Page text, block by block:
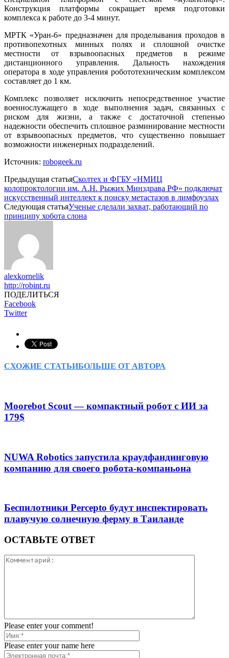
Конструкция платформы сокращает время подготовки
комплекса к работе до 3-4 минут.
МРТК «Уран-6» предназначен для проделывания проходов в
противопехотных минных полях и сплошной очистке
местности от взрывоопасных предметов в режиме
дистанционного управления. Дальность нахождения
оператора в ходе управления робототехническим комплексом
составляет до 1 км.
Комплекс позволяет исключить непосредственное участие
военнослужащего в ходе выполнения задач, связанных с
риском для жизни, а также с достаточной степенью
надежности обеспечить сплошное разминирование местности
от взрывоопасных предметов, что существенно повышает
возможности инженерных подразделений.
Источник: robogeek.ru
Предыдущая статьяСколтех и ФГБУ «НМИЦ
колопроктологии им. А.Н. Рыжих Минздрава РФ» подключат
искусственный интеллект к поиску метастазов в лимфоузлах
Следующая статьяУченые сделали захват, работающий по
принципу хобота слона
alexkornelik
http://robint.ru
ПОДЕЛИТЬСЯ
Facebook
Twitter
СХОЖИЕ СТАТЬИБОЛЬШЕ ОТ АВТОРА
Moorebot Scout — компактный робот с ИИ за
179$
NUWA Robotics запустила краудфандинговую
компанию для своего робота-компаньона
Беспилотники Percepto будут инспектировать
плавучую солнечную ферму в Таиланде
ОСТАВЬТЕ ОТВЕТ
Please enter your comment!
Please enter your name here